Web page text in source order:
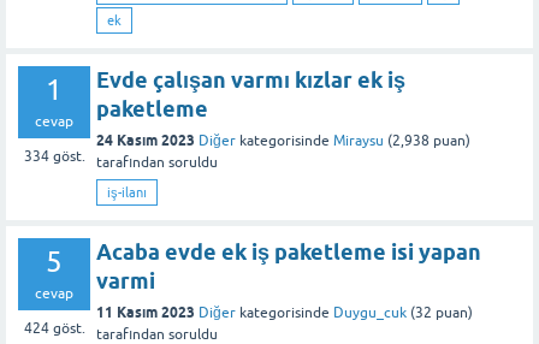
ek
1
cevap
334göst.
Evde çalışan varmı kızlar ek iş
paketleme
24 Kasım 2023 Diğer kategorisinde Miraysu (2,938 puan)
tarafından soruldu
iş-ilanı
5
cevap
424göst.
Acaba evde ek iş paketleme isi yapan
varmi
11 Kasım 2023 Diğer kategorisinde Duygu_cuk (32 puan)
tarafından soruldu